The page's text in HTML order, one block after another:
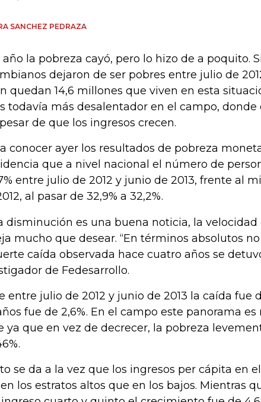
SANCHEZ PEDRAZA
la pobreza cayó, pero lo hizo de a poquito.
dejaron de ser pobres entre julio de
quedan 14,6 millones que viven en esta
todavía más desalentador en el campo, donde
de que los ingresos crecen.
conocer ayer los resultados de pobreza
que a nivel nacional el número de
entre julio de 2012 y junio de 2013, frente al
al pasar de 32,9% a 32,2%.
disminución es una buena noticia, la velocidad
mucho que desear. “En términos absolutos
caída observada hace cuatro años se
de Fedesarrollo.
entre julio de 2012 y junio de 2013 la caída fue
fue de 2,6%. En el campo este panorama es
ya que en vez de decrecer, la pobreza
se da a la vez que los ingresos per cápita en
los estratos altos que en los bajos. Mientras